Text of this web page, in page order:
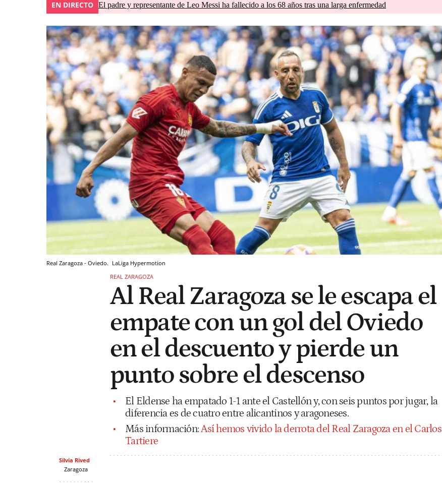
EN DIRECTO El padre y representante de Leo Messi ha fallecido a los 68 años tras una larga enfermedad
Real Zaragoza - Oviedo. LaLiga Hypermotion
REAL ZARAGOZA
Al Real Zaragoza se le escapa el
empate con un gol del Oviedo
en el descuento y pierde un
punto sobre el descenso
El Eldense ha empatado 1-1 ante el Castellón y, con seis puntos por jugar, la
diferencia es de cuatro entre alicantinos y aragoneses.
Más información:Así hemos vivido la derrota del Real Zaragoza en el Carlos
Tartiere
Silvia Rived
Zaragoza